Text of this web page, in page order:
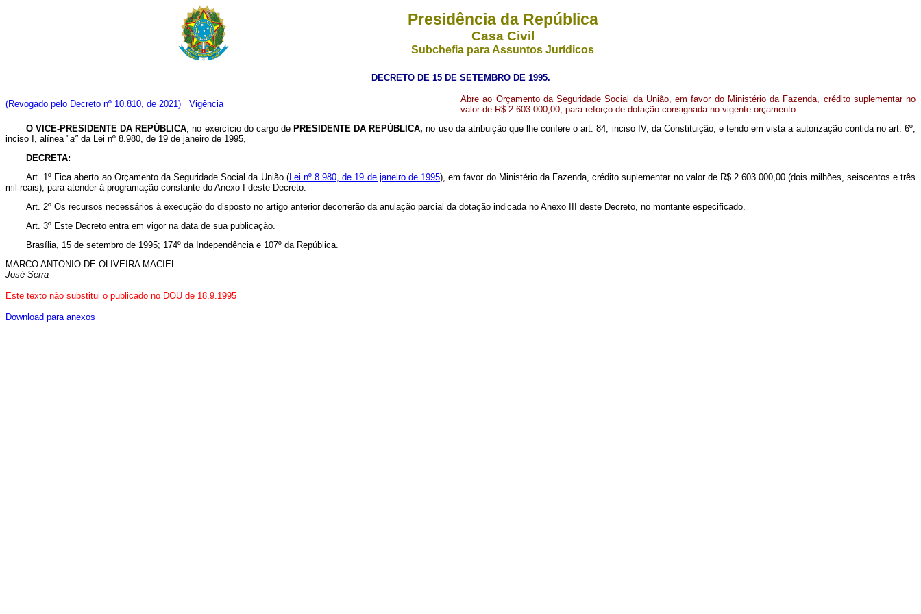
Presidência da República
Casa Civil
Subchefia para Assuntos Jurídicos
DECRETO DE 15 DE SETEMBRO DE 1995.
(Revogado pelo Decreto nº 10.810, de 2021) Vigência
Abre ao Orçamento da Seguridade Social da União, em favor do Ministério da Fazenda, crédito suplementar no
valor de R$ 2.603.000,00, para reforço de dotação consignada no vigente orçamento.
O VICE-PRESIDENTE DA REPÚBLICA, no exercício do cargo de PRESIDENTE DA REPÚBLICA, no uso da atribuição que lhe confere o art. 84, inciso IV, da Constituição, e tendo em vista a autorização contida no art. 6º,
inciso I, alínea "a" da Lei nº 8.980, de 19 de janeiro de 1995,
DECRETA:
Art. 1º Fica aberto ao Orçamento da Seguridade Social da União (Lei nº 8.980, de 19 de janeiro de 1995), em favor do Ministério da Fazenda, crédito suplementar no valor de R$ 2.603.000,00 (dois milhões, seiscentos e três
mil reais), para atender à programação constante do Anexo I deste Decreto.
Art. 2º Os recursos necessários à execução do disposto no artigo anterior decorrerão da anulação parcial da dotação indicada no Anexo III deste Decreto, no montante especificado.
Art. 3º Este Decreto entra em vigor na data de sua publicação.
Brasília, 15 de setembro de 1995; 174º da Independência e 107º da República.
MARCO ANTONIO DE OLIVEIRA MACIEL
José Serra
Este texto não substitui o publicado no DOU de 18.9.1995
Download para anexos